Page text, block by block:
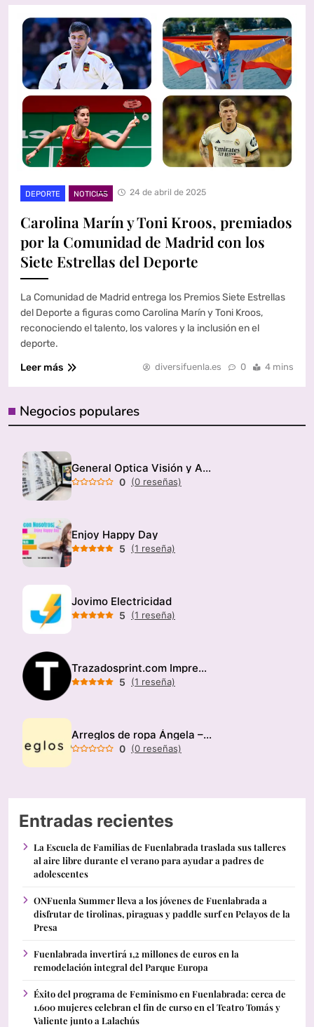
DEPORTE NOTICIAS 24 de abril de 2025
Carolina Marín y Toni Kroos, premiados
por la Comunidad de Madrid con los
Siete Estrellas del Deporte
La Comunidad de Madrid entrega los Premios Siete Estrellas
del Deporte a figuras como Carolina Marín y Toni Kroos,
reconociendo el talento, los valores y la inclusión en el
deporte.
Leer más
diversifuenla.es 0 4 mins
Negocios populares
General Optica Visión y Audición
0 (0 reseñas)
Enjoy Happy Day
5 (1 reseña)
Jovimo Electricidad
5 (1 reseña)
Trazadosprint.com Imprenta
5 (1 reseña)
Arreglos de ropa Ángela – Modista
0 (0 reseñas)
Entradas recientes
La Escuela de Familias de Fuenlabrada traslada sus talleres
al aire libre durante el verano para ayudar a padres de
adolescentes
ONFuenla Summer lleva a los jóvenes de Fuenlabrada a
disfrutar de tirolinas, piraguas y paddle surf en Pelayos de la
Presa
Fuenlabrada invertirá 1,2 millones de euros en la
remodelación integral del Parque Europa
Éxito del programa de Feminismo en Fuenlabrada: cerca de
1.600 mujeres celebran el fin de curso en el Teatro Tomás y
Valiente junto a Lalachús